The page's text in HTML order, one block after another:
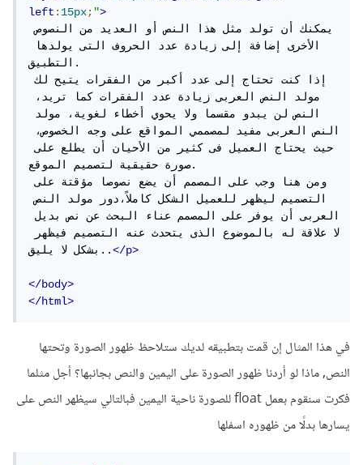
left:15px;">
يمكنك أن تولد مثل هذا النص أو العديد من النصوص
التطبيق.
إذا كنت تحتاج إلى عدد أكبر من الفقرات يتيح لك
مولد النص العربى زيادة عدد الفقرات كما تريد،
النص لن يبدو مقسما ولا يحوي أخطاء لغوية، مولد
النص العربى مفيد لمصممي المواقع على وجه الخصوص،
حيث يحتاج العميل فى كثير من الأحيان أن يطلع على
صورة حقيقية لتصميم الموقع.
ومن هنا وجب على المصمم أن يضع نصوصا مؤقتة على
التصميم ليظهر للعميل الشكل كاملاً،دور مولد النص
العربى أن يوفر على المصمم عناء البحث عن نص بديل
بشكل لا يليق..</p>
</body>
</html>
في هذا المثال إن قمت بتطبيقه لديك ستلاحظ ظهور الصورة وتحتها
النص, ماذا لو أردنا ظهور الصورة على اليمين والنص بجانبها؟ أجل مثلما
فكرت سنقوم بعمل float للصورة ناحية اليمين فبالتالي سيظهر النص على
يسارها بدلًا من ظهوره اسفلها